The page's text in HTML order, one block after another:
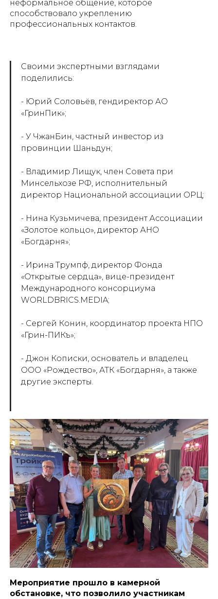
неформальное общение, которое
способствовало укреплению
профессиональных контактов.
Своими экспертными взглядами
поделились:
- Юрий Соловьёв, гендиректор АО
«ГринПик»;
- У ЧжанБин, частный инвестор из
провинции Шаньдун;
- Владимир Лищук, член Совета при
Минсельхозе РФ, исполнительный
директор Национальной ассоциации ОРЦ;
- Нина Кузьмичева, президент Ассоциации
«Золотое кольцо», директор АНО
«Богдарня»;
- Ирина Трумпф, директор Фонда
«Открытые сердца», вице-президент
Международного консорциума
WORLDBRICS.MEDIA;
- Сергей Конин, координатор проекта НПО
«Грин-ПИКъ»;
- Джон Кописки, основатель и владелец
ООО «Рождество», АТК «Богдарня», а также
другие эксперты.
Мероприятие прошло в камерной
обстановке, что позволило участникам